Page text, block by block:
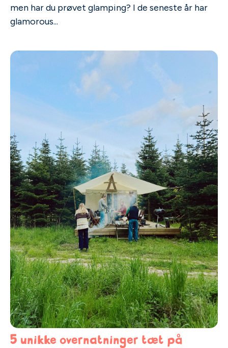
men har du prøvet glamping? I de seneste år har
glamorous...
5 unikke overnatninger tæt på